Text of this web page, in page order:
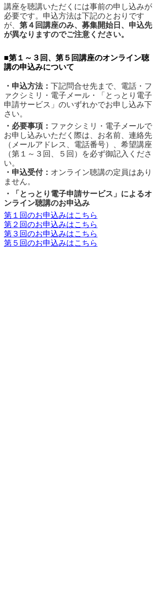
講座を聴講いただくには事前の申し込みが
必要です。申込方法は下記のとおりです
が、 第４回講座のみ、募集開始日、申込先
が異なりますのでご注意ください。
■第１～３回、第５回講座のオンライン聴
講の申込みについて
・申込方法： 下記問合せ先まで、電話・フ
ァクシミリ・電子メール・「とっとり電子
申請サービス」のいずれかでお申し込み下
さい。
・必要事項： ファクシミリ・電子メールで
お申し込みいただく際は、お名前、連絡先
（メールアドレス、電話番号）、希望講座
（第１～３回、５回）を必ず御記入くださ
い。
・申込受付： オンライン聴講の定員はあり
ません。
・「とっとり電子申請サービス」によるオ
ンライン聴講のお申込み
第１回のお申込みはこちら
第２回のお申込みはこちら
第３回のお申込みはこちら
第５回のお申込みはこちら